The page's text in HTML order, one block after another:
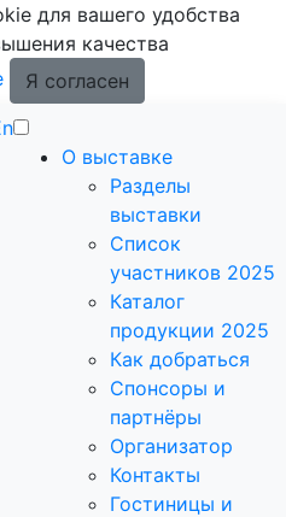
для вашего удобства
качества
Я согласен
О выставке
Разделы
выставки
Список
участников 2025
Каталог
продукции 2025
Как добраться
Спонсоры и
партнёры
Организатор
Контакты
Гостиницы и